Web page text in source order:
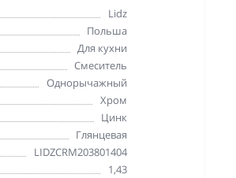
Lidz
Польша
Для кухни
Смеситель
Однорычажный
Хром
Цинк
Глянцевая
LIDZCRM203801404
1,43